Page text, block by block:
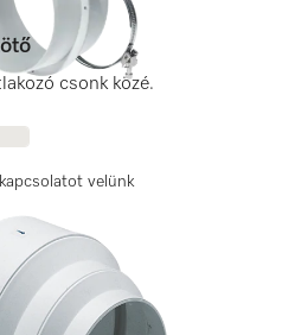
csonk közé.
velünk